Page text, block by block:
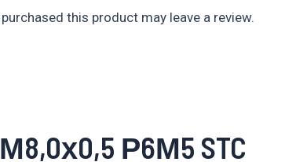
this product may leave a review.
Р6М5 STC